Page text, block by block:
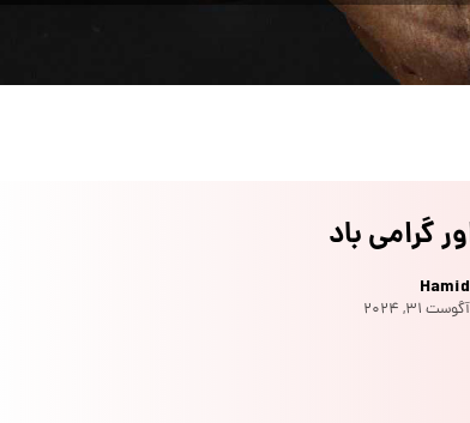
گرامی باد
Hamid
آگوست ۳۱, ۲۰۲۴